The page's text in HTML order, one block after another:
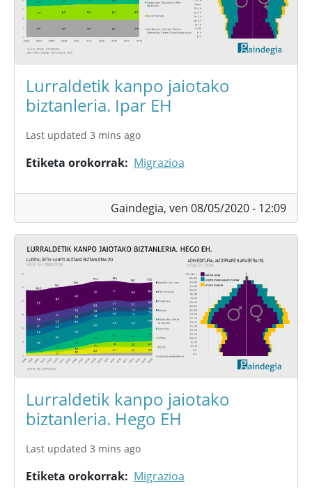
Lurraldetik kanpo jaiotako
biztanleria. Ipar EH
Last updated 3 mins ago
Etiketa orokorrak Migrazioa
Gaindegia, ven 08/05/2020 - 12:09
Lurraldetik kanpo jaiotako
biztanleria. Hego EH
Last updated 3 mins ago
Etiketa orokorrak Migrazioa